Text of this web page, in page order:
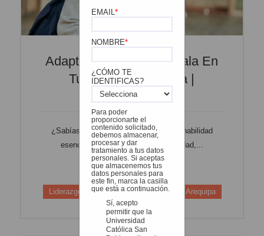
Adaptabilidad: Desarróllala En
Tu Vida Universitaria |
BlogUCSP
¿Sabías que laadaptabilidad es una habilidad
esencial para tu éxito en la universidad,...
Leer más
Liderazgo estudiantil Estudiantes de Arequipa
EMAIL*
NOMBRE*
¿CÓMO TE
IDENTIFICAS?
Para poder
proporcionarte el
contenido solicitado,
debemos almacenar,
procesar y dar
tratamiento a tus datos
personales. Si aceptas
que almacenemos tus
datos personales para
este fin, marca la casilla
que está a continuación.
Sí, acepto
permitir que la
Universidad
Católica San